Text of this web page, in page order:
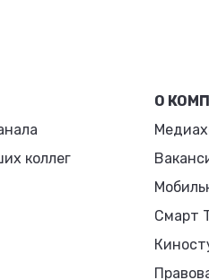
коллег
О
Смарт